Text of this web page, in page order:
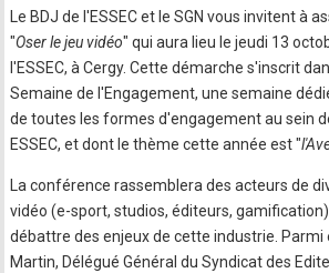
Le BDJ de l'ESSEC et le SGN vous invitent à
"Oser le jeu vidéo" qui aura lieu le jeudi 13
l'ESSEC, à Cergy. Cette démarche s'inscrit
Semaine de l'Engagement, une semaine
de toutes les formes d'engagement au sein
ESSEC, et dont le thème cette année est "
La conférence rassemblera des acteurs de
vidéo (e-sport, studios, éditeurs,
débattre des enjeux de cette industrie. Parmi
Martin, Délégué Général du Syndicat des